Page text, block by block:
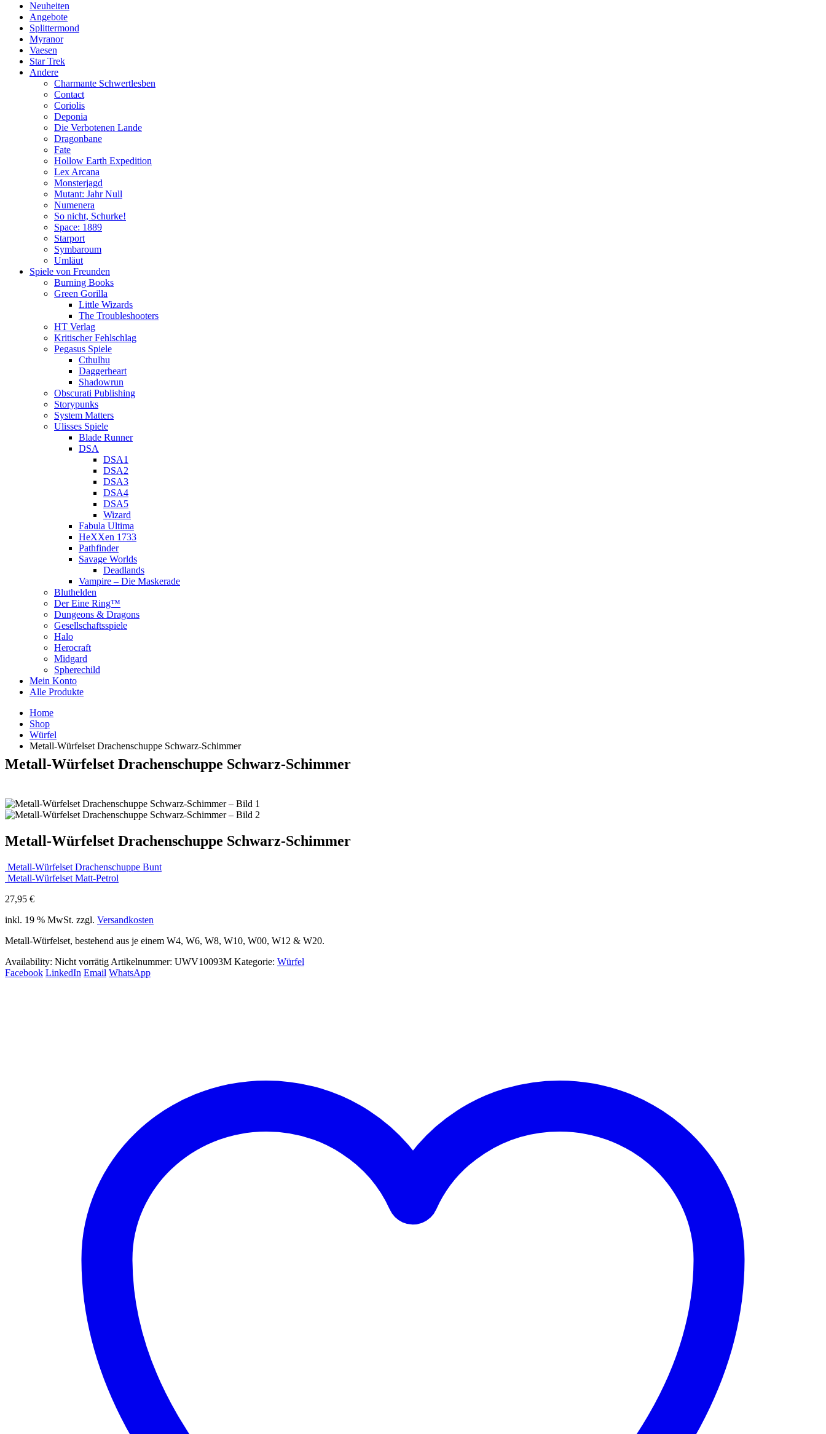
Neuheiten
Angebote
Splittermond
Myranor
Vaesen
Star Trek
Andere
Charmante Schwertlesben
Contact
Coriolis
Deponia
Die Verbotenen Lande
Dragonbane
Fate
Hollow Earth Expedition
Lex Arcana
Monsterjagd
Mutant: Jahr Null
Numenera
So nicht, Schurke!
Space: 1889
Starport
Symbaroum
Umläut
Spiele von Freunden
Burning Books
Green Gorilla
Little Wizards
The Troubleshooters
HT Verlag
Kritischer Fehlschlag
Pegasus Spiele
Cthulhu
Daggerheart
Shadowrun
Obscurati Publishing
Storypunks
System Matters
Ulisses Spiele
Blade Runner
DSA
DSA1
DSA2
DSA3
DSA4
DSA5
Wizard
Fabula Ultima
HeXXen 1733
Pathfinder
Savage Worlds
Deadlands
Vampire – Die Maskerade
Bluthelden
Der Eine Ring™
Dungeons & Dragons
Gesellschaftsspiele
Halo
Herocraft
Midgard
Spherechild
Mein Konto
Alle Produkte
Home
Shop
Würfel
Metall-Würfelset Drachenschuppe Schwarz-Schimmer
Metall-Würfelset Drachenschuppe Schwarz-Schimmer
Metall-Würfelset Drachenschuppe Schwarz-Schimmer
Metall-Würfelset Drachenschuppe Bunt
Metall-Würfelset Matt-Petrol
27,95 €
inkl. 19 % MwSt. zzgl. Versandkosten
Metall-Würfelset, bestehend aus je einem W4, W6, W8, W10, W00, W12 & W20.
Availability: Nicht vorrätig Artikelnummer: UWV10093M Kategorie: Würfel
Facebook LinkedIn Email WhatsApp